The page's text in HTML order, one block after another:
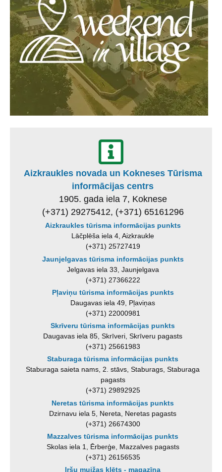
Aizkraukles novada un Kokneses Tūrisma
informācijas centrs
1905. gada iela 7, Koknese
(+371) 29275412, (+371) 65161296
Aizkraukles tūrisma informācijas punkts
Lāčplēša iela 4, Aizkraukle
(+371) 25727419
Jaunjelgavas tūrisma informācijas punkts
Jelgavas iela 33, Jaunjelgava
(+371) 27366222
Pļaviņu tūrisma informācijas punkts
Daugavas iela 49, Pļaviņas
(+371) 22000981
Skrīveru tūrisma informācijas punkts
Daugavas iela 85, Skrīveri, Skrīveru pagasts
(+371) 25661983
Staburaga tūrisma informācijas punkts
Staburaga saieta nams, 2. stāvs, Staburags, Staburaga
pagasts
(+371) 29892925
Neretas tūrisma informācijas punkts
Dzirnavu iela 5, Nereta, Neretas pagasts
(+371) 26674300
Mazzalves tūrisma informācijas punkts
Skolas iela 1, Ērberģe, Mazzalves pagasts
(+371) 26156535
Iršu muižas klēts - magazīna